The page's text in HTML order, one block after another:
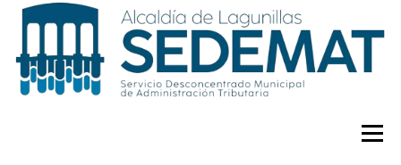
Saltar
Menú